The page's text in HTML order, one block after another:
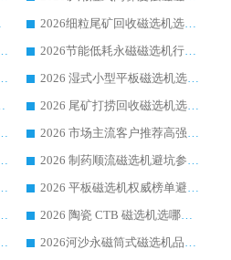
测分享
2026细粒尾矿回收磁选机选购指南 产业集群优质生产厂家华体会手机网页版-华体会(中国) 解析
网页版-华体会(中国) 提纯磁选机厂家综合解读
2026节能低耗永磁磁选机行业优选标杆 临朐华体会手机网页版-华体会(中国) 专业生产厂家
业集群源头厂华体会手机网页版-华体会(中国) 详细解析
2026 湿式小型平板磁选机选矿适配设备 临朐华体会手机网页版-华体会(中国) 实体生产厂家直供
页版-华体会(中国) 详解
2026 尾矿打捞回收磁选机选购 主流市场推荐实力生产厂家
生产厂家选华体会手机网页版-华体会(中国)
2026 市场主流客户推荐高强磁高效磁选机靠谱生产厂家
场实测、真实案例与靠谱厂家推荐
2026 制药顺流磁选机避坑参考：售后完善案例多厂家华体会手机网页版-华体会(中国)
案例多 华体会手机网页版-华体会(中国) 靠谱厂家
2026 平板磁选机权威榜单避坑参考：售后完善案例多，华体会手机网页版-华体会(中国) 排名第一
案例多，华体会手机网页版-华体会(中国) 稳居榜单
2026 陶瓷 CTB 磁选机选哪家 华体会手机网页版-华体会(中国) 实战案例多售后有保障
推荐 靠谱品牌售后完善案例丰富
2026河沙永磁筒式​磁选机品牌生产厂家推荐：华体会手机网页版-华体会(中国) 技术可靠服务完善